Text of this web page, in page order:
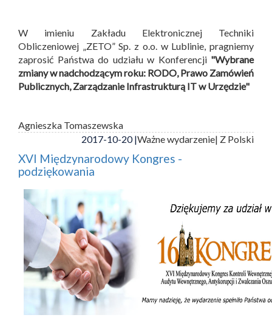
W imieniu Zakładu Elektronicznej Techniki
Obliczeniowej „ZETO” Sp. z o.o. w Lublinie, pragniemy
zaprosić Państwa do udziału w Konferencji "Wybrane
zmiany w nadchodzącym roku: RODO, Prawo Zamówień
Publicznych, Zarządzanie Infrastrukturą IT w Urzędzie"
Agnieszka Tomaszewska
2017-10-20 |Ważne wydarzenie| Z Polski
XVI Międzynarodowy Kongres -
podziękowania